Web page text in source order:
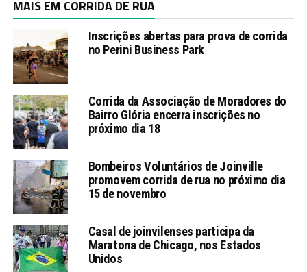
MAIS EM CORRIDA DE RUA
Inscrições abertas para prova de corrida
no Perini Business Park
Corrida da Associação de Moradores do
Bairro Glória encerra inscrições no
próximo dia 18
Bombeiros Voluntários de Joinville
promovem corrida de rua no próximo dia
15 de novembro
Casal de joinvilenses participa da
Maratona de Chicago, nos Estados
Unidos